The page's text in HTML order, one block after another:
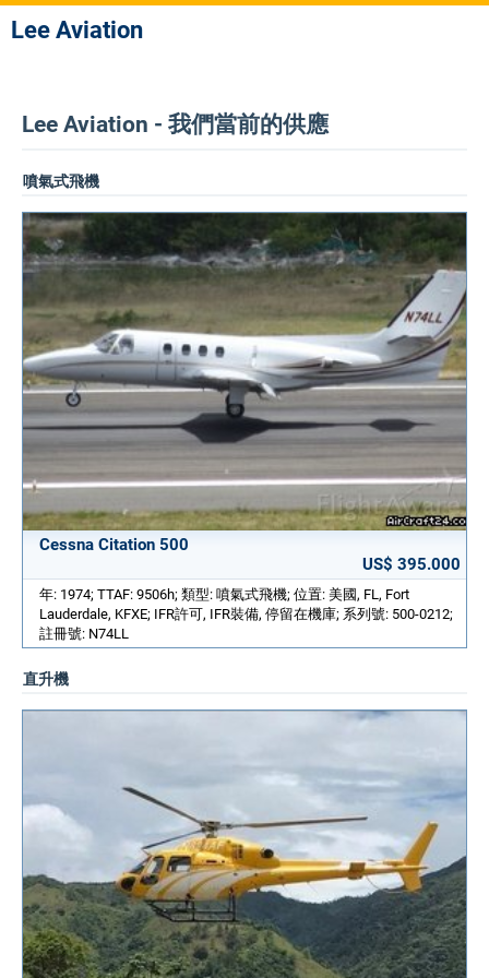
Lee Aviation
Lee Aviation - 我們當前的供應
噴氣式飛機
Cessna Citation 500
US$ 395.000
年: 1974; TTAF: 9506h; 類型: 噴氣式飛機; 位置: 美國, FL, Fort
Lauderdale, KFXE; IFR許可, IFR裝備, 停留在機庫; 系列號: 500-0212;
註冊號: N74LL
直升機